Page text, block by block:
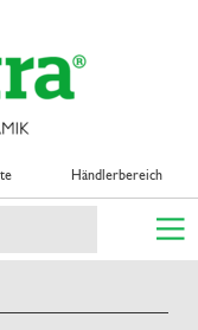
Händlerbereich